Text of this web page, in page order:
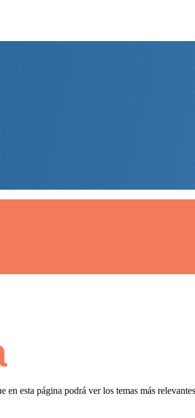
esta página podrá ver los temas más